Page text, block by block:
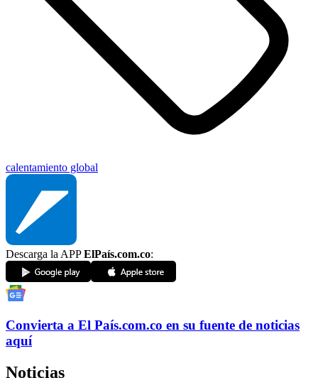
calentamiento global
Descarga la APPElPaís.com.co:
Convierta a El País.com.co en su fuente de noticias
aquí
Noticias